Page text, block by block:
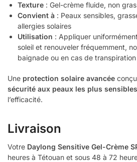
Texture : Gel-crème fluide, non
Convient à : Peaux sensibles,
allergies solaires
Utilisation : Appliquer
soleil et renouveler fréquemment,
baignade ou en cas de transpiration
Une protection solaire avancée
sécurité aux peaux les plus sensibles
l’efficacité.
Livraison
Votre Daylong Sensitive Gel-Crème
heures à Tétouan et sous 48 à 72